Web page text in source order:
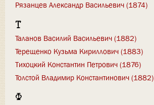
Рязанцев Александр Васильевич (1874)
Т
Таланов Василий Васильевич (1882)
Терещенко Кузьма Кириллович (1883)
Тихоцкий Константин Петрович (1876)
Толстой Владимир Константинович (1882)
Ф